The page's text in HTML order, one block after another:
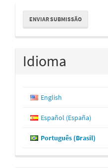
Enviar
Submissão
ENVIAR SUBMISSÃO
Idioma
English
Español (España)
Português (Brasil)